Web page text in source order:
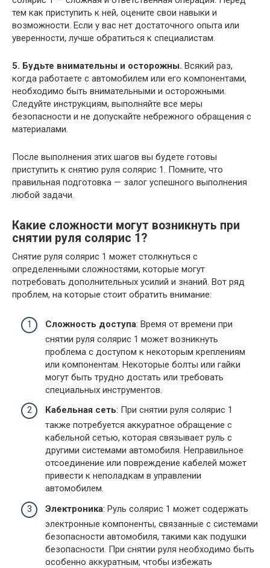
тем как приступить к ней, оцените свои навыки и
возможности. Если у вас нет достаточного опыта или
уверенности, лучше обратиться к специалистам.
5. Будьте внимательны и осторожны. Всякий раз,
когда работаете с автомобилем или его компонентами,
необходимо быть внимательными и осторожными.
Следуйте инструкциям, выполняйте все меры
безопасности и не допускайте небрежного обращения с
материалами.
После выполнения этих шагов вы будете готовы
приступить к снятию руля солярис 1. Помните, что
правильная подготовка — залог успешного выполнения
любой задачи.
Какие сложности могут возникнуть при
снятии руля солярис 1?
Снятие руля солярис 1 может столкнуться с
определенными сложностями, которые могут
потребовать дополнительных усилий и знаний. Вот ряд
проблем, на которые стоит обратить внимание:
Сложность доступа: Время от времени при
снятии руля солярис 1 может возникнуть
проблема с доступом к некоторым креплениям
или компонентам. Некоторые болты или гайки
могут быть трудно достать или требовать
специальных инструментов.
Кабельная сеть: При снятии руля солярис 1
также потребуется аккуратное обращение с
кабельной сетью, которая связывает руль с
другими системами автомобиля. Неправильное
отсоединение или повреждение кабелей может
привести к неполадкам в управлении
автомобилем.
Электроника: Руль солярис 1 может содержать
электронные компоненты, связанные с системами
безопасности автомобиля, такими как подушки
безопасности. При снятии руля необходимо быть
особенно аккуратным, чтобы избежать